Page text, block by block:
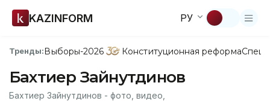
KAZINFORM РУ
Тренды:Выборы-2026 Конституционная реформа
Бахтиер Зайнутдинов
Бахтиер Зайнутдинов - фото, видео,